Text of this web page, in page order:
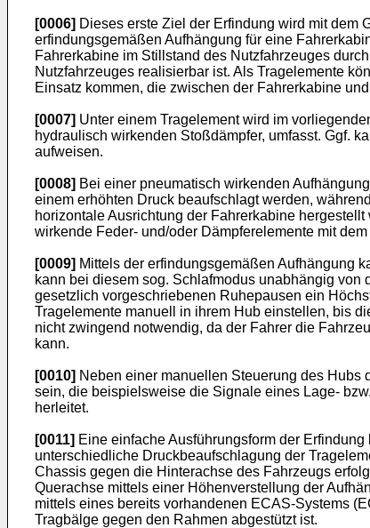
[0006] Dieses erste Ziel der Erfindung wird mit dem
erfindungsgemäßen Aufhängung für eine
Fahrerkabine im Stillstand des Nutzfahrzeuges
Nutzfahrzeuges realisierbar ist. Als Tragelemente
Einsatz kommen, die zwischen der Fahrerkabine
[0007] Unter einem Tragelement wird im
hydraulisch wirkenden Stoßdämpfer, umfasst. Ggf.
aufweisen.
[0008] Bei einer pneumatisch wirkenden
einem erhöhten Druck beaufschlagt werden,
horizontale Ausrichtung der Fahrerkabine
wirkende Feder- und/oder Dämpferelemente mit
[0009] Mittels der erfindungsgemäßen Aufhängung
kann bei diesem sog. Schlafmodus unabhängig
gesetzlich vorgeschriebenen Ruhepausen ein
Tragelemente manuell in ihrem Hub einstellen, bis
nicht zwingend notwendig, da der Fahrer die
kann.
[0010] Neben einer manuellen Steuerung des Hubs
sein, die beispielsweise die Signale eines Lage-
herleitet.
[0011] Eine einfache Ausführungsform der
unterschiedliche Druckbeaufschlagung der
Chassis gegen die Hinterachse des Fahrzeugs
Querachse mittels einer Höhenverstellung der
mittels eines bereits vorhandenen ECAS-Systems
Tragbälge gegen den Rahmen abgestützt ist.